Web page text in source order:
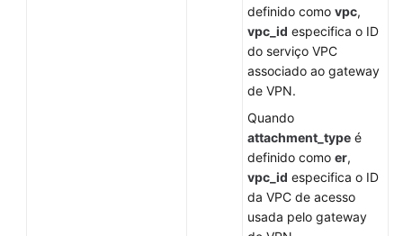
definido como vpc,
vpc_id especifica o ID
do serviço VPC
associado ao gateway
de VPN.
Quando
attachment_type é
definido como er,
vpc_id especifica o ID
da VPC de acesso
usada pelo gateway